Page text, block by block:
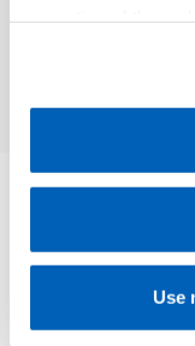
policy.
regarding
Gefran -
Use
Scopri di più